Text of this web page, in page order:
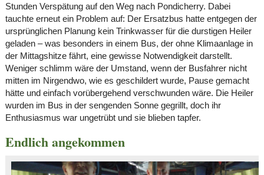
Stunden Verspätung auf den Weg nach Pondicherry. Dabei
tauchte erneut ein Problem auf: Der Ersatzbus hatte entgegen der
ursprünglichen Planung kein Trinkwasser für die durstigen Heiler
geladen – was besonders in einem Bus, der ohne Klimaanlage in
der Mittagshitze fährt, eine gewisse Notwendigkeit darstellt.
Weniger schlimm wäre der Umstand, wenn der Busfahrer nicht
mitten im Nirgendwo, wie es geschildert wurde, Pause gemacht
hätte und einfach vorübergehend verschwunden wäre. Die Heiler
wurden im Bus in der sengenden Sonne gegrillt, doch ihr
Enthusiasmus war ungetrübt und sie blieben tapfer.
Endlich angekommen